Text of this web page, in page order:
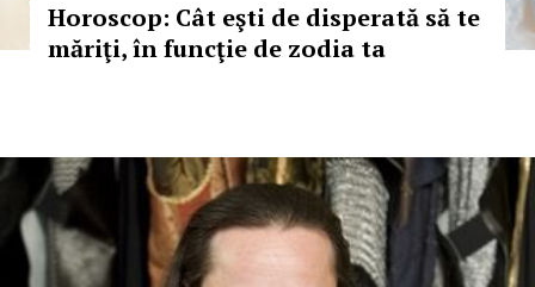
Horoscop: Cât eşti de disperată să te
măriţi, în funcţie de zodia ta